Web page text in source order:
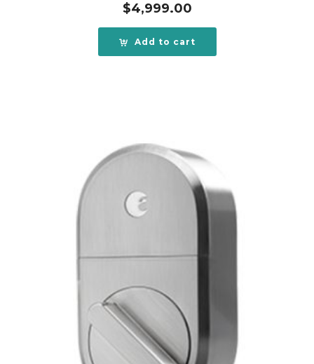
$4,999.00
Add to cart